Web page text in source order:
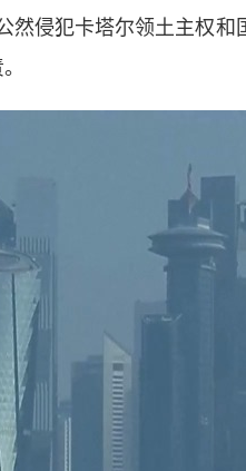
然侵犯卡塔尔领土主权和